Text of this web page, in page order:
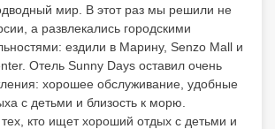
мир. В этот раз мы решили не
а развлекались городскими
ездили в Марину, Senzo Mall и
Отель Sunny Days оставил очень
хорошее обслуживание, удобные
с детьми и близость к морю.
кто ищет хороший отдых с детьми и